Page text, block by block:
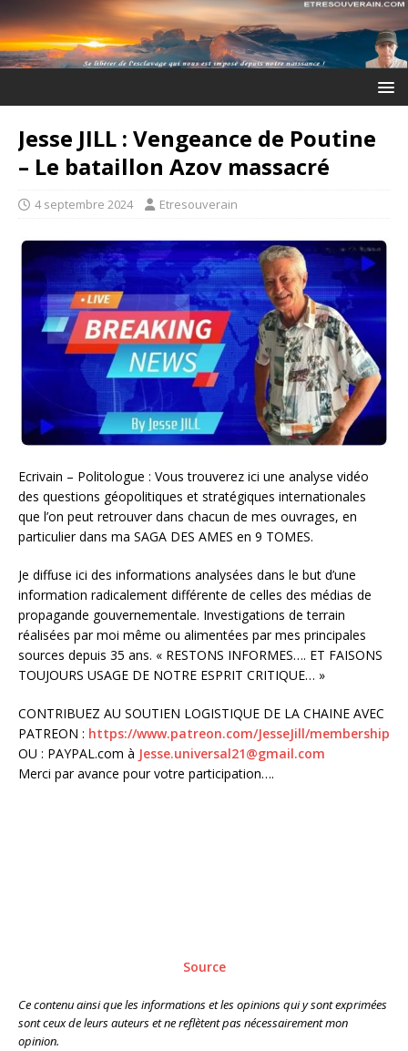
Jesse JILL : Vengeance de Poutine
– Le bataillon Azov massacré
4 septembre 2024 Etresouverain
Ecrivain – Politologue : Vous trouverez ici une analyse vidéo
des questions géopolitiques et stratégiques internationales
que l’on peut retrouver dans chacun de mes ouvrages, en
particulier dans ma SAGA DES AMES en 9 TOMES.
Je diffuse ici des informations analysées dans le but d’une
information radicalement différente de celles des médias de
propagande gouvernementale. Investigations de terrain
réalisées par moi même ou alimentées par mes principales
sources depuis 35 ans. « RESTONS INFORMES…. ET FAISONS
TOUJOURS USAGE DE NOTRE ESPRIT CRITIQUE… »
CONTRIBUEZ AU SOUTIEN LOGISTIQUE DE LA CHAINE AVEC
PATREON : https://www.patreon.com/JesseJill/membership
OU : PAYPAL.com à Jesse.universal21@gmail.com
Merci par avance pour votre participation….
Source
Ce contenu ainsi que les informations et les opinions qui y sont exprimées
sont ceux de leurs auteurs et ne reflètent pas nécessairement mon
opinion.